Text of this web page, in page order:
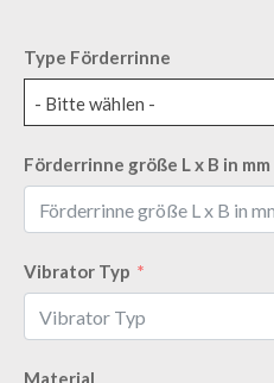
Type Förderrinne
- Bitte wählen -
Förderrinne größe L x B in mm
Vibrator Typ
Material